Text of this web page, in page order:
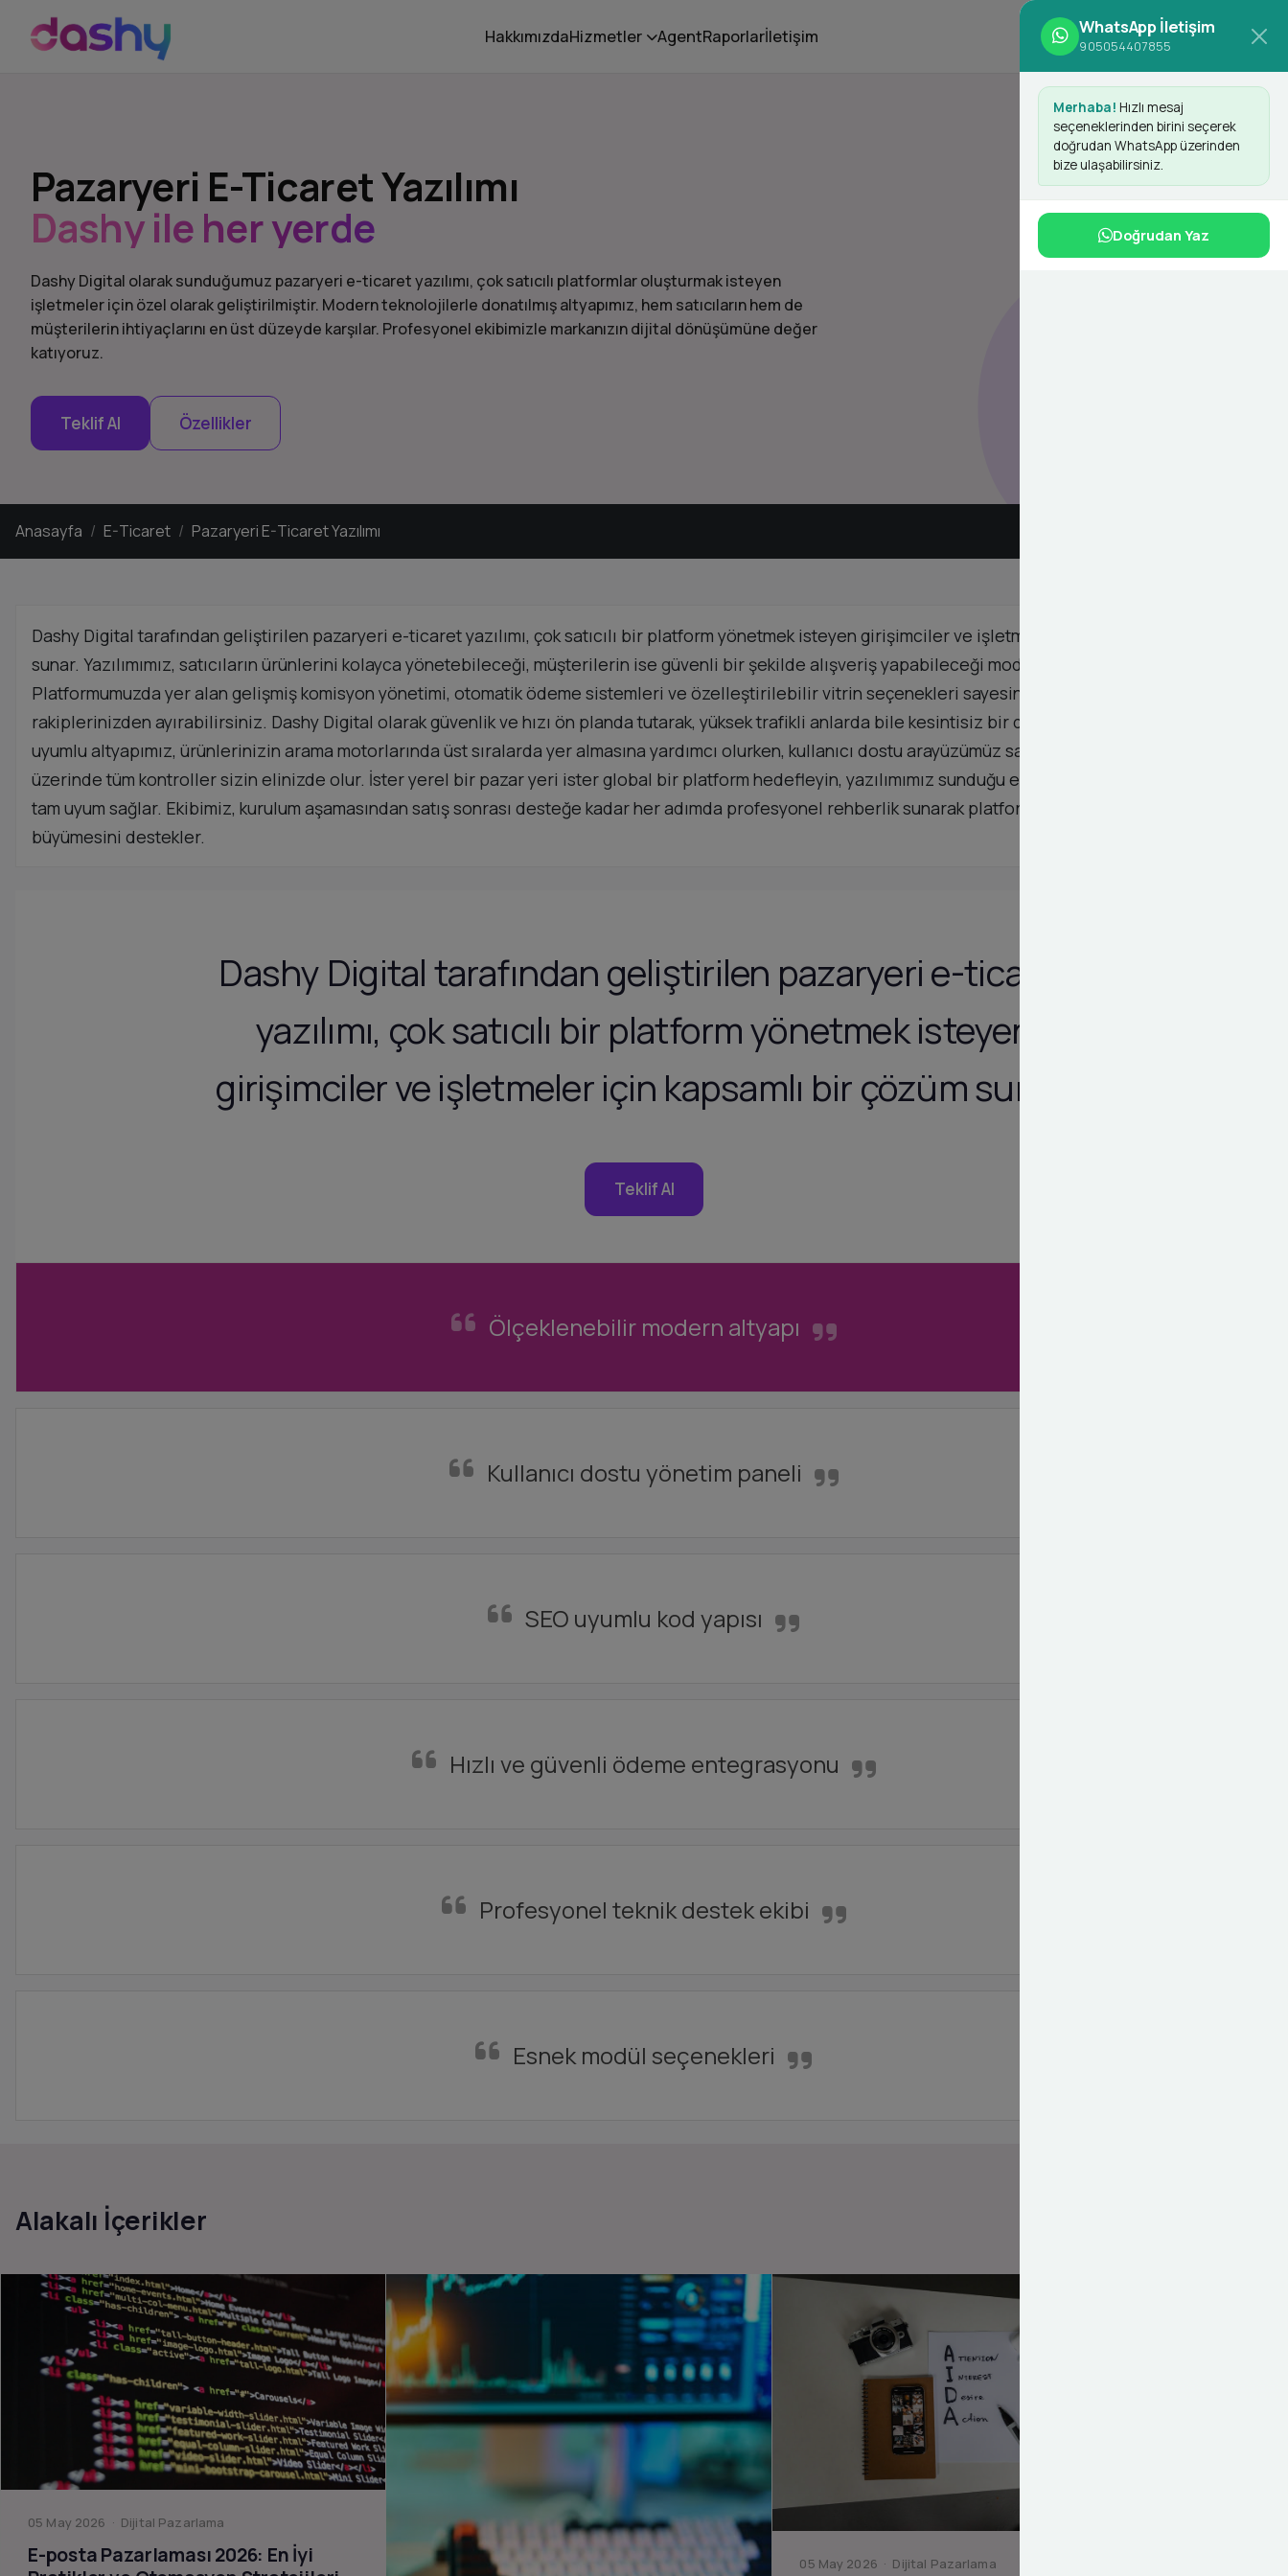
HakkımızdaHizmetler AgentRaporlarİletişim Giriş Yap Kayıt Ol
Pazaryeri E-Ticaret Yazılımı
Dashy ile her yerde
Dashy Digital olarak sunduğumuz pazaryeri e-ticaret yazılımı, çok satıcılı platformlar oluşturmak isteyen
işletmeler için özel olarak geliştirilmiştir. Modern teknolojilerle donatılmış altyapımız, hem satıcıların hem de
müşterilerin ihtiyaçlarını en üst düzeyde karşılar. Profesyonel ekibimizle markanızın dijital dönüşümüne değer
katıyoruz.
Teklif Al Özellikler d
Anasayfa E-Ticaret Pazaryeri E-Ticaret Yazılımı
Dashy Digital tarafından geliştirilen pazaryeri e-ticaret yazılımı, çok satıcılı bir platform yönetmek isteyen girişimciler ve işletmeler için kapsamlı bir çözüm
sunar. Yazılımımız, satıcıların ürünlerini kolayca yönetebileceği, müşterilerin ise güvenli bir şekilde alışveriş yapabileceği modüler bir yapıya sahiptir.
Platformumuzda yer alan gelişmiş komisyon yönetimi, otomatik ödeme sistemleri ve özelleştirilebilir vitrin seçenekleri sayesinde pazar yerinizi
rakiplerinizden ayırabilirsiniz. Dashy Digital olarak güvenlik ve hızı ön planda tutarak, yüksek trafikli anlarda bile kesintisiz bir deneyim sunuyoruz. SEO
uyumlu altyapımız, ürünlerinizin arama motorlarında üst sıralarda yer almasına yardımcı olurken, kullanıcı dostu arayüzümüz sayesinde yönetim paneli
üzerinde tüm kontroller sizin elinizde olur. İster yerel bir pazar yeri ister global bir platform hedefleyin, yazılımımız sunduğu esnek yapısı ile iş modelinize
tam uyum sağlar. Ekibimiz, kurulum aşamasından satış sonrası desteğe kadar her adımda profesyonel rehberlik sunarak platformunuzun sürdürülebilir
büyümesini destekler.
Dashy Digital tarafından geliştirilen pazaryeri e-ticaret
yazılımı, çok satıcılı bir platform yönetmek isteyen
girişimciler ve işletmeler için kapsamlı bir çözüm sunar.
Teklif Al
Ölçeklenebilir modern altyapı
Kullanıcı dostu yönetim paneli
SEO uyumlu kod yapısı
Hızlı ve güvenli ödeme entegrasyonu
Profesyonel teknik destek ekibi
Esnek modül seçenekleri
Alakalı İçerikler
05 May 2026 · Dijital Pazarlama
E-posta Pazarlaması 2026: En İyi
05 May 2026 · Dijital Pazarlama
WhatsApp İletişim
905054407855
Merhaba! Hızlı mesaj
seçeneklerinden birini seçerek
doğrudan WhatsApp üzerinden
bize ulaşabilirsiniz.
Doğrudan Yaz